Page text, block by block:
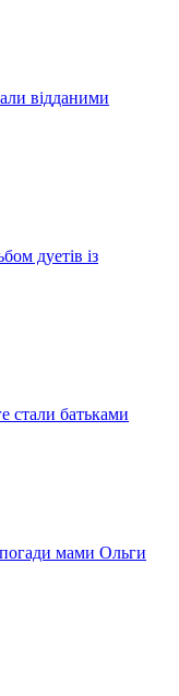
відданими
дуетів із
стали батьками
мами Ольги